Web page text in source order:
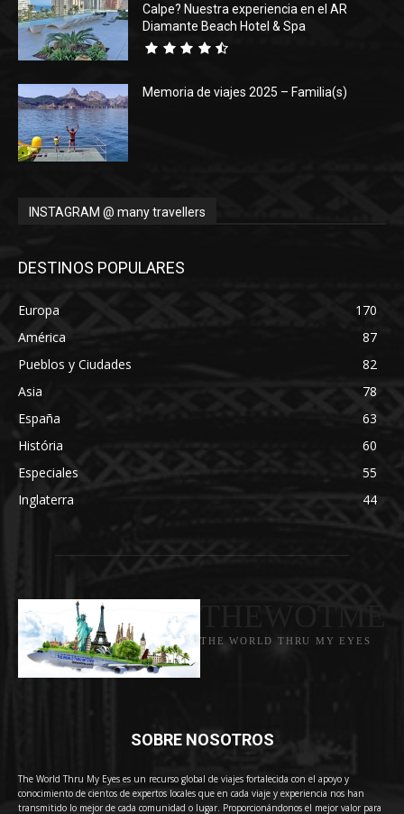
Calpe? Nuestra experiencia en el AR
Diamante Beach Hotel & Spa
Memoria de viajes 2025 – Familia(s)
INSTAGRAM @ many travellers
DESTINOS POPULARES
Europa
170
América
87
Pueblos y Ciudades
82
Asia
78
España
63
História
60
Especiales
55
Inglaterra
44
THE WORLD THRU MY EYES
SOBRE NOSOTROS
The World Thru My Eyes es un recurso global de viajes fortalecida con el apoyo y
conocimiento de cientos de expertos locales que en cada viaje y experiencia nos han
transmitido lo mejor de cada comunidad o lugar. Proporcionándonos el mejor valor para